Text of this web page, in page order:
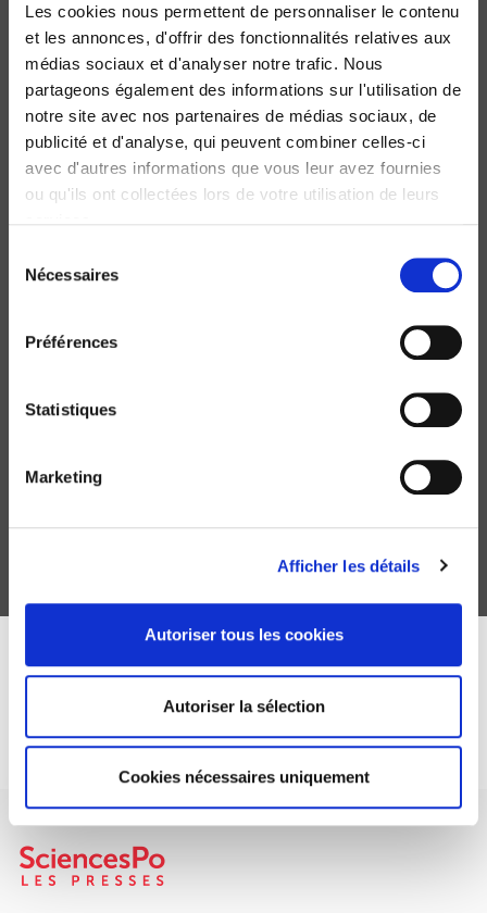
Les cookies nous permettent de personnaliser le contenu
et les annonces, d'offrir des fonctionnalités relatives aux
médias sociaux et d'analyser notre trafic. Nous
partageons également des informations sur l'utilisation de
notre site avec nos partenaires de médias sociaux, de
publicité et d'analyse, qui peuvent combiner celles-ci
avec d'autres informations que vous leur avez fournies
ou qu'ils ont collectées lors de votre utilisation de leurs
Nécessaires
Préférences
Statistiques
Marketing
Afficher les détails
Autoriser tous les cookies
Autoriser la sélection
Cookies nécessaires uniquement
Penser l'Anthropocène
Rémi Beau, Catherine Larrère
Philippe Descola
DISCOVER OUR JOURNALS
Subscribe today